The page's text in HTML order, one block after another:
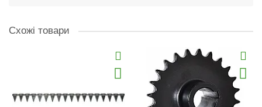
Схожі товари